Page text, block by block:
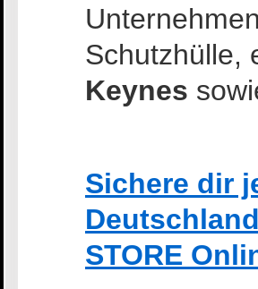
Schutzhülle,
Keynes
Sichere dir
STORE